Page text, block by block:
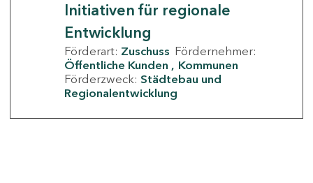
Initiativen für regionale
Entwicklung
Förderart: Zuschuss Fördernehmer:
Öffentliche Kunden
Kommunen
Förderzweck: Städtebau und
Regionalentwicklung